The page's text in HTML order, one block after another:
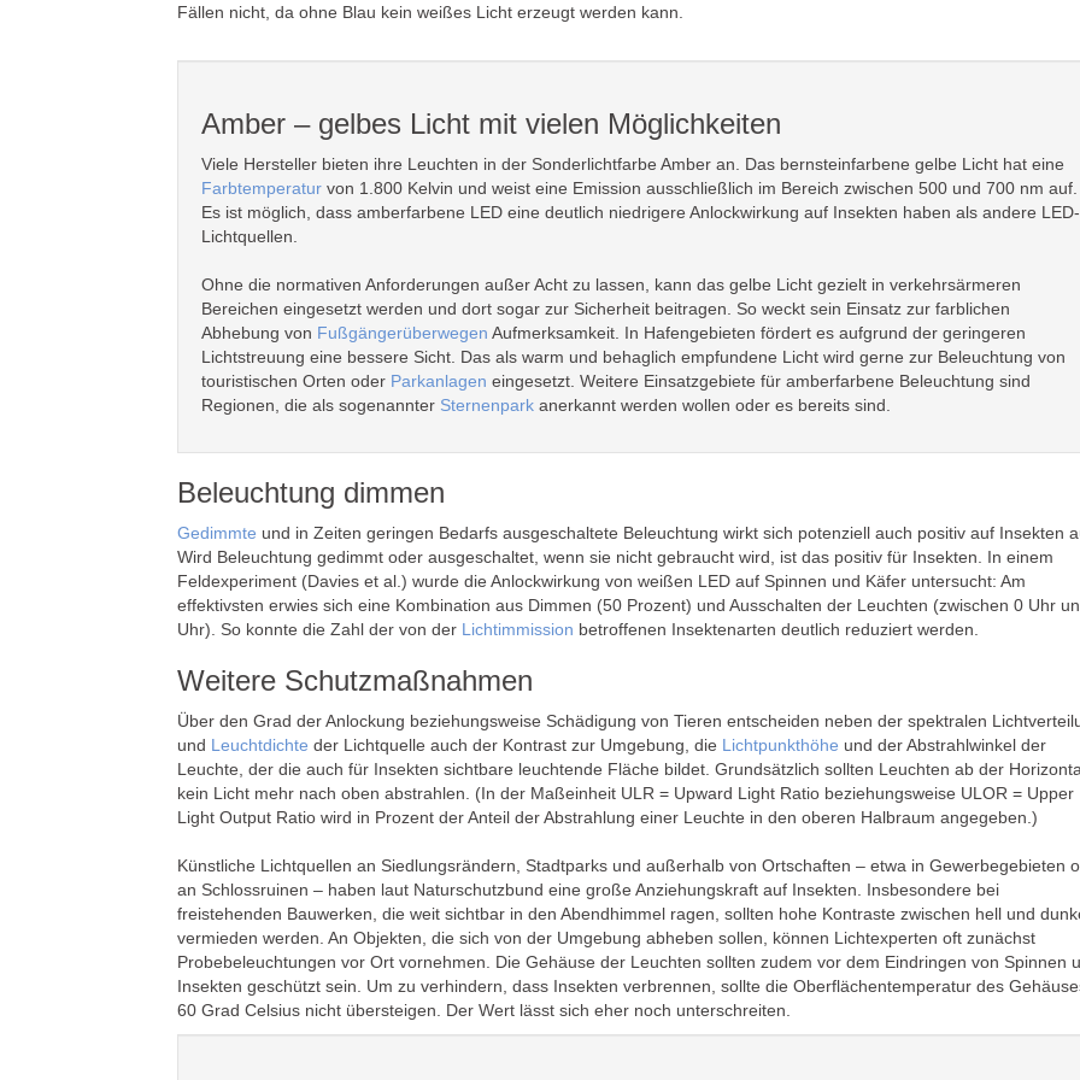
Fällen nicht, da ohne Blau kein weißes Licht erzeugt werden kann.
Amber – gelbes Licht mit vielen Möglichkeiten
Viele Hersteller bieten ihre Leuchten in der Sonderlichtfarbe Amber an. Das bernsteinfarbene gelbe Licht hat eine
Farbtemperatur von 1.800 Kelvin und weist eine Emission ausschließlich im Bereich zwischen 500 und 700 nm auf.
Es ist möglich, dass amberfarbene LED eine deutlich niedrigere Anlockwirkung auf Insekten haben als andere LED-
Lichtquellen.
Ohne die normativen Anforderungen außer Acht zu lassen, kann das gelbe Licht gezielt in verkehrsärmeren
Bereichen eingesetzt werden und dort sogar zur Sicherheit beitragen. So weckt sein Einsatz zur farblichen
Abhebung von Fußgängerüberwegen Aufmerksamkeit. In Hafengebieten fördert es aufgrund der geringeren
Lichtstreuung eine bessere Sicht. Das als warm und behaglich empfundene Licht wird gerne zur Beleuchtung von
touristischen Orten oder Parkanlagen eingesetzt. Weitere Einsatzgebiete für amberfarbene Beleuchtung sind
Regionen, die als sogenannter Sternenpark anerkannt werden wollen oder es bereits sind.
Beleuchtung dimmen
Gedimmte und in Zeiten geringen Bedarfs ausgeschaltete Beleuchtung wirkt sich potenziell auch positiv auf Insekten
Wird Beleuchtung gedimmt oder ausgeschaltet, wenn sie nicht gebraucht wird, ist das positiv für Insekten. In einem
Feldexperiment (Davies et al.) wurde die Anlockwirkung von weißen LED auf Spinnen und Käfer untersucht: Am
effektivsten erwies sich eine Kombination aus Dimmen (50 Prozent) und Ausschalten der Leuchten (zwischen 0 Uhr
Uhr). So konnte die Zahl der von der Lichtimmission betroffenen Insektenarten deutlich reduziert werden.
Weitere Schutzmaßnahmen
Über den Grad der Anlockung beziehungsweise Schädigung von Tieren entscheiden neben der spektralen
und Leuchtdichte der Lichtquelle auch der Kontrast zur Umgebung, die Lichtpunkthöhe und der Abstrahlwinkel der
Leuchte, der die auch für Insekten sichtbare leuchtende Fläche bildet. Grundsätzlich sollten Leuchten ab der
kein Licht mehr nach oben abstrahlen. (In der Maßeinheit ULR = Upward Light Ratio beziehungsweise ULOR = Upper
Light Output Ratio wird in Prozent der Anteil der Abstrahlung einer Leuchte in den oberen Halbraum angegeben.)
Künstliche Lichtquellen an Siedlungsrändern, Stadtparks und außerhalb von Ortschaften – etwa in Gewerbegebieten
an Schlossruinen – haben laut Naturschutzbund eine große Anziehungskraft auf Insekten. Insbesondere bei
freistehenden Bauwerken, die weit sichtbar in den Abendhimmel ragen, sollten hohe Kontraste zwischen hell und
vermieden werden. An Objekten, die sich von der Umgebung abheben sollen, können Lichtexperten oft zunächst
Probebeleuchtungen vor Ort vornehmen. Die Gehäuse der Leuchten sollten zudem vor dem Eindringen von Spinnen
Insekten geschützt sein. Um zu verhindern, dass Insekten verbrennen, sollte die Oberflächentemperatur des
60 Grad Celsius nicht übersteigen. Der Wert lässt sich eher noch unterschreiten.